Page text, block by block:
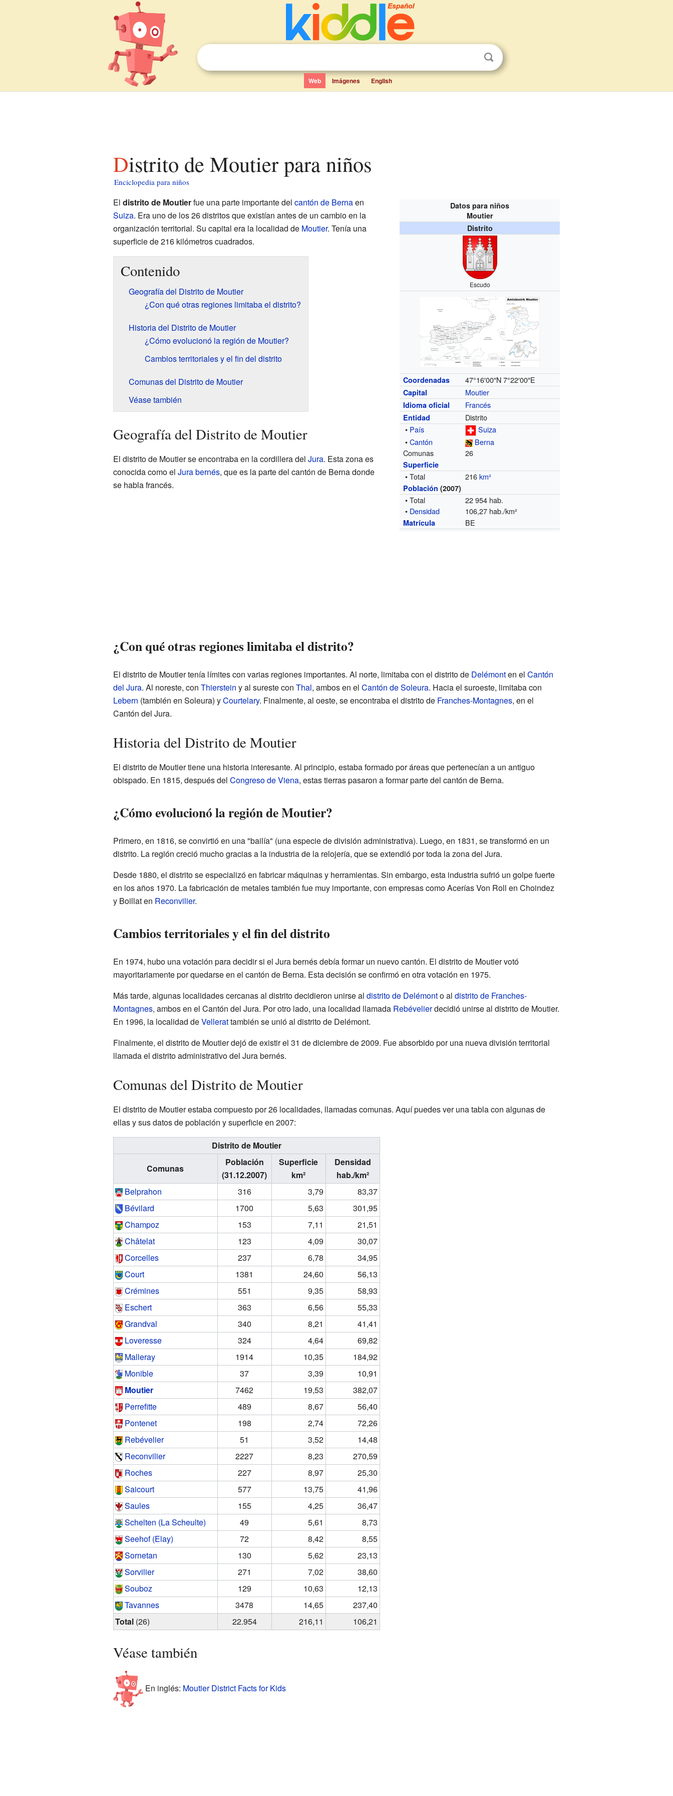
Web Imágenes English
Distrito de Moutier para niños
Enciclopedia para niños
Datos para niños
Moutier
Distrito
Escudo
Coordenadas 47°16′00″N 7°22′00″E
Capital Moutier
Idioma oficial Francés
Entidad
Distrito
• País
Suiza
•Cantón
Berna
Comunas
26
Superficie
• Total 216km²
Población (2007)
• Total
22 954 hab.
• Densidad 106,27 hab./km²
Matrícula BE
El distrito de Moutierfue una parte importante del cantón de Bernaen
Suiza. Era uno de los 26 distritos que existían antes de un cambio en la
organización territorial. Su capital era la localidad de Moutier. Tenía una
superficie de 216 kilómetros cuadrados.
Contenido
Geografía del Distrito de Moutier
¿Con qué otras regiones limitaba el distrito?
Historia del Distrito de Moutier
¿Cómo evolucionó la región de Moutier?
Cambios territoriales y el fin del distrito
Comunas del Distrito de Moutier
Véase también
Geografía del Distrito de Moutier
El distrito de Moutier se encontraba en la cordillera del Jura. Esta zona es
conocida como el Jura bernés, que es la parte del cantón de Berna donde
se habla francés.
¿Con qué otras regiones limitaba el distrito?
El distrito de Moutier tenía límites con varias regiones importantes. Al norte, limitaba con el distrito de Delémonten el Cantón
del Jura. Al noreste, con Thierstein y al sureste con Thal, ambos en el Cantón de Soleura. Hacia el suroeste, limitaba con
Lebern (también en Soleura) yCourtelary. Finalmente, al oeste, se encontraba el distrito de Franches-Montagnes, en el
Cantón del Jura.
Historia del Distrito de Moutier
El distrito de Moutier tiene una historia interesante. Al principio, estaba formado por áreas que pertenecían a un antiguo
obispado. En 1815, después del Congreso de Viena, estas tierras pasaron a formar parte del cantón de Berna.
¿Cómo evolucionó la región de Moutier?
Primero, en 1816, se convirtió en una "bailía" (una especie de división administrativa). Luego, en 1831, se transformó en un
distrito. La región creció mucho gracias a la industria de la relojería, que se extendió por toda la zona del Jura.
Desde 1880, el distrito se especializó en fabricar máquinas y herramientas. Sin embargo, esta industria sufrió un golpe fuerte
en los años 1970. La fabricación de metales también fue muy importante, con empresas como Acerías Von Roll en Choindez
y Boillat en Reconvilier.
Cambios territoriales y el fin del distrito
En 1974, hubo una votación para decidir si el Jura bernés debía formar un nuevo cantón. El distrito de Moutier votó
mayoritariamente por quedarse en el cantón de Berna. Esta decisión se confirmó en otra votación en 1975.
Más tarde, algunas localidades cercanas al distrito decidieron unirse al distrito de Delémonto al distrito de Franches-
Montagnes, ambos en el Cantón del Jura. Por otro lado, una localidad llamada Rebévelierdecidió unirse al distrito de Moutier.
En 1996, la localidad deVellerattambién se unió al distrito de Delémont.
Finalmente, el distrito de Moutier dejó de existir el 31 de diciembre de 2009. Fue absorbido por una nueva división territorial
llamada el distrito administrativo del Jura bernés.
Comunas del Distrito de Moutier
El distrito de Moutier estaba compuesto por 26 localidades, llamadas comunas. Aquí puedes ver una tabla con algunas de
ellas y sus datos de población y superficie en 2007:
Distrito de Moutier
Comunas
Población
(31.12.2007)
Superficie
km²
Densidad
hab./km²
Belprahon
316 3,79
83,37
Bévilard
1700 5,63
301,95
Champoz
153 7,11
21,51
Châtelat
123 4,09
30,07
Corcelles
237 6,78
34,95
Court
1381 24,60
56,13
Crémines
551 9,35
58,93
Eschert
363 6,56
55,33
Grandval
340 8,21
41,41
Loveresse
324 4,64
69,82
Malleray
1914 10,35
184,92
Monible
37 3,39
10,91
Moutier
7462 19,53
382,07
Perrefitte
489 8,67
56,40
Pontenet
198 2,74
72,26
Rebévelier
51 3,52
14,48
Reconvilier
2227 8,23
270,59
Roches
227 8,97
25,30
Saicourt
577 13,75
41,96
Saules
155 4,25
36,47
Schelten (La Scheulte)
49 5,61
8,73
Seehof (Elay)
72 8,42
8,55
Sornetan
130 5,62
23,13
Sorvilier
271 7,02
38,60
Souboz
129 10,63
12,13
Tavannes
3478 14,65
237,40
Total(26) 22.954 216,11 106,21
Véase también
En inglés: Moutier District Facts for Kids